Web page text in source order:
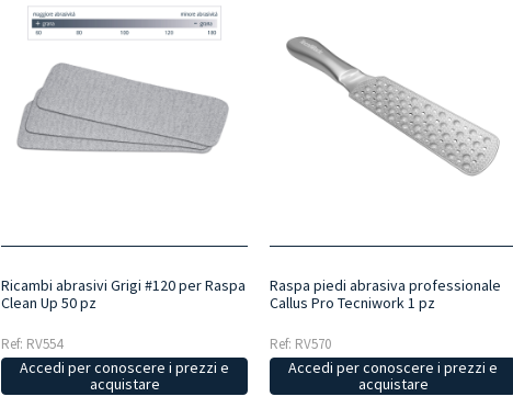
Ricambi abrasivi Grigi #120 per Raspa
Clean Up 50 pz
Ref: RV554
Accedi per conoscere i prezzi e
acquistare
Raspa piedi abrasiva professionale
Callus Pro Tecniwork 1 pz
Ref: RV570
Accedi per conoscere i prezzi e
acquistare